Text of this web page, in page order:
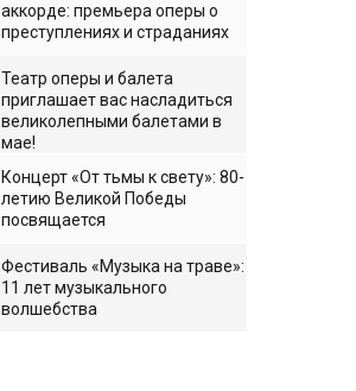
аккорде: премьера оперы о
преступлениях и страданиях
Театр оперы и балета
приглашает вас насладиться
великолепными балетами в
мае!
Концерт «От тьмы к свету»: 80-
летию Великой Победы
посвящается
Фестиваль «Музыка на траве»:
11 лет музыкального
волшебства